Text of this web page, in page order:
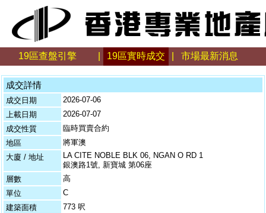
19區查盤引擎 19區實時成交 市場最新消息
成交詳情
成交日期
2026-07-06
上載日期
2026-07-07
成交性質
臨時買賣合約
地區
將軍澳
大廈 / 地址
LA CITE NOBLE BLK 06, NGAN O RD 1
銀澳路1號, 新寶城 第06座
層數
高
單位
C
建築面積
773 呎